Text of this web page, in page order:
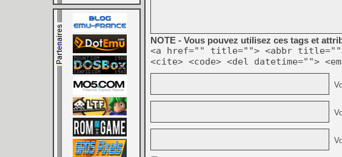
NOTE - Vous pouvez utilisez ces tags et
<a href="" title=""> <abbr
<cite> <code> <del datetime="">